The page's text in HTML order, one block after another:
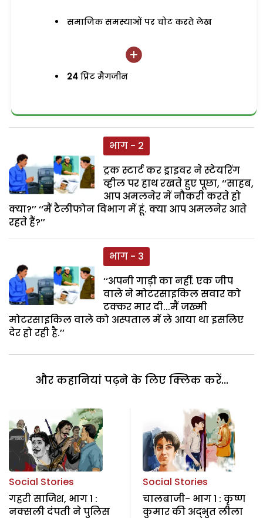
समाजिक समस्याओं पर चोट करते लेख
24 प्रिंट मैगजीन
भाग - 2
ट्रक स्टार्ट कर ड्राइवर ने स्टेयरिंग
व्हील पर हाथ रखते हुए पूछा, ‘‘साहब,
आप अमलनेर में नौकरी करते हो
क्या?’’ ‘‘मैं टैलीफोन विभाग में हूं. क्या आप अमलनेर आते
रहते हैं?’’
भाग - 3
‘‘अपनी गाड़ी का नहीं. एक जीप
वाले ने मोटरसाइकिल सवार को
टक्कर मार दी...मैं जख्मी
मोटरसाइकिल वाले को अस्पताल में ले आया था इसलिए
देर हो रही है.’’
और कहानियां पढ़ने के लिए क्लिक करें...
Social Stories
गहरी साजिश, भाग 1 :
नक्सली दंपती ने पुलिस
Social Stories
चालबाजी- भाग 1 : कृष्ण
कुमार की अद्भुत लीला